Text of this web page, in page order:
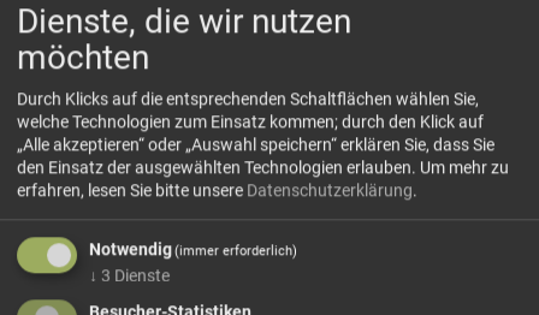
IT-BIO-013 - Zutaten:Grüntee 87%, Zitronenschale 5%,
Zitronenöl, natürliches Zitronenaroma
Dienste, die wir nutzen
möchten
Durch Klicks auf die entsprechenden Schaltflächen wählen Sie,
welche Technologien zum Einsatz kommen; durch den Klick auf
„Alle akzeptieren“ oder „Auswahl speichern“ erklären Sie, dass Sie
den Einsatz der ausgewählten Technologien erlauben. Um mehr zu
erfahren, lesen Sie bitte unsere Datenschutzerklärung.
Notwendig(immer erforderlich)
↓ 3 Dienste